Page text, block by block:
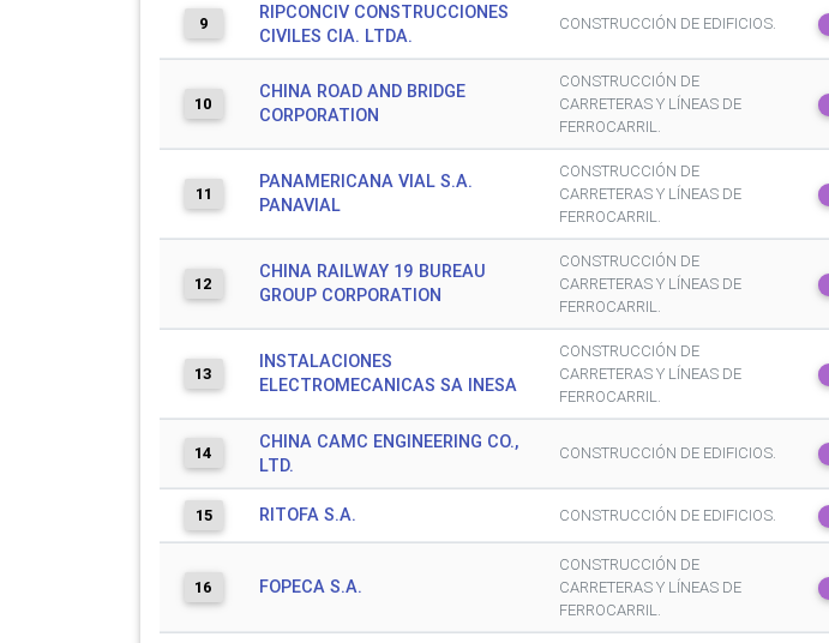
9
RIPCONCIV CONSTRUCCIONES
CIVILES CIA. LTDA.
CONSTRUCCIÓN DE EDIFICIOS.
10
CHINA ROAD AND BRIDGE
CORPORATION
CONSTRUCCIÓN DE
CARRETERAS Y LÍNEAS DE
FERROCARRIL.
11
PANAMERICANA VIAL S.A.
PANAVIAL
CONSTRUCCIÓN DE
CARRETERAS Y LÍNEAS DE
FERROCARRIL.
12
CHINA RAILWAY 19 BUREAU
GROUP CORPORATION
CONSTRUCCIÓN DE
CARRETERAS Y LÍNEAS DE
FERROCARRIL.
13
INSTALACIONES
ELECTROMECANICAS SA INESA
CONSTRUCCIÓN DE
CARRETERAS Y LÍNEAS DE
FERROCARRIL.
14
CHINA CAMC ENGINEERING CO.,
LTD.
CONSTRUCCIÓN DE EDIFICIOS.
15 RITOFA S.A. CONSTRUCCIÓN DE EDIFICIOS.
16 FOPECA S.A.
CONSTRUCCIÓN DE
CARRETERAS Y LÍNEAS DE
FERROCARRIL.